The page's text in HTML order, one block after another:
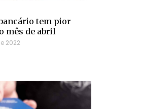
tem pior
mês de abril
2022